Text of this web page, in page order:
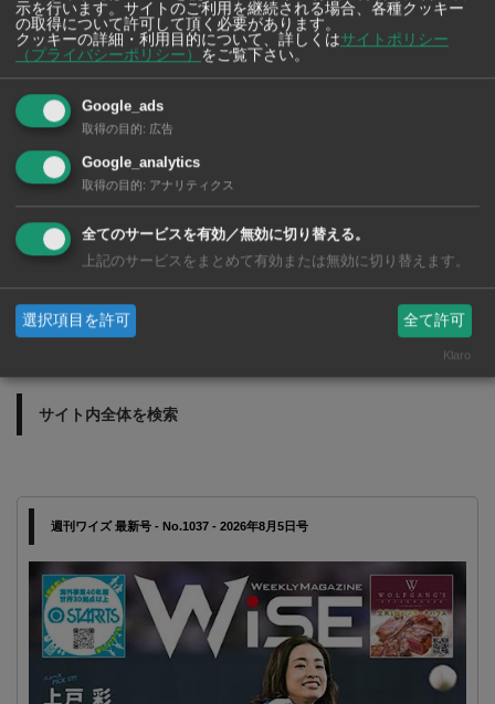
たいこと！ タイ・
サイト内全体を検索
週刊ワイズ 最新号 - No.1037 - 2026年8月5日号
示を行います。サイトのご利用を継続される場合、各種クッキー
の取得について許可して頂く必要があります。
クッキーの詳細・利用目的について、詳しくはサイトポリシー
（プライバシーポリシー）
をご覧下さい。
Google_ads
取得の目的: 広告
Google_analytics
取得の目的: アナリティクス
全てのサービスを有効／無効に切り替える。
上記のサービスをまとめて有効または無効に切り替えます。
選択項目を許可 全て許可
Klaro